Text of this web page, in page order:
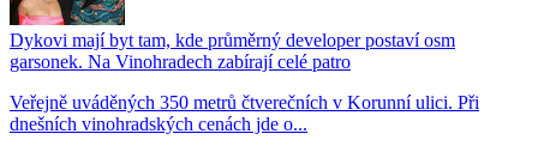
Dykovi mají byt tam, kde průměrný developer postaví osm
garsonek. Na Vinohradech zabírají celé patro
Veřejně uváděných 350 metrů čtverečních v Korunní ulici. Při
dnešních vinohradských cenách jde o...